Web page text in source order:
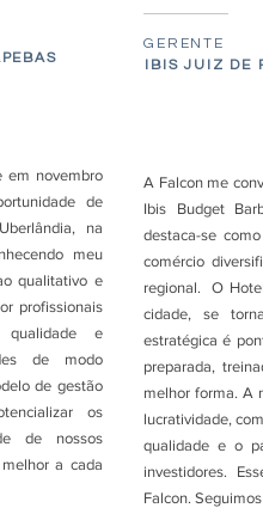
em novembro
de
na
meu
qualitativo e
profissionais
qualidade e
de modo
de gestão
os
de nossos
a cada
GERENTE
IBIS JUIZ DE
A Falcon me
Ibis Budget
destaca-se
comércio
regional. O
cidade, se
estratégica é
preparada,
melhor forma. A
lucratividade,
qualidade e o
investidores.
Falcon.